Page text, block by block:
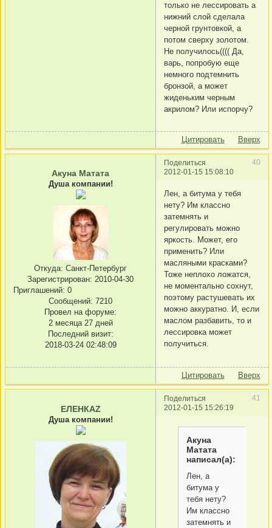
только не лессировать а
нижний слой сделала
черной грунтовкой, а
потом сверху золотом.
Не получилось(((( Да,
варь, попробую еще
немного подтемнить
бронзой, а может
жиденьким черным
акрилом? Или испорчу?
Цитировать Вверх
Поделиться
40
2012-01-15 15:08:10
Акуна Матата
Душа компании!
Откуда: Санкт-Петербург
Зарегистрирован: 2010-04-30
Приглашений: 0
Сообщений: 7210
Провел на форуме:
2 месяца 27 дней
Последний визит:
2018-03-24 02:48:09
Лен, а битума у тебя
нету? Им классно
затемнять и
регулировать можно
яркость. Может, его
применить? Или
масляными красками?
Тоже неплохо ложатся,
не моментально сохнут,
поэтому растушевать их
можно аккуратно. И, если
маслом разбавить, то и
лессировка может
получиться.
Цитировать Вверх
Поделиться
41
2012-01-15 15:26:19
ЕЛЕНКАZ
Душа компании!
Акуна
Матата
написал(а):
Лен, а
битума у
тебя нету?
Им классно
затемнять и